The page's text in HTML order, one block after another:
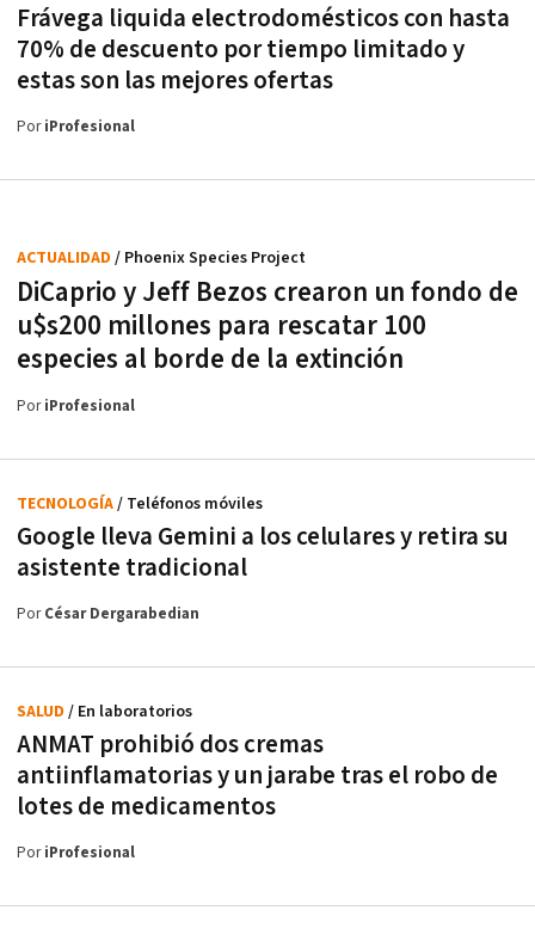
Frávega liquida electrodomésticos con hasta
70% de descuento por tiempo limitado y
estas son las mejores ofertas
PoriProfesional
DiCaprio y Jeff Bezos crearon un fondo de
u$s200 millones para rescatar 100
especies al borde de la extinción
ACTUALIDAD / Phoenix Species Project
PoriProfesional
Google lleva Gemini a los celulares y retira su
asistente tradicional
TECNOLOGÍA/ Teléfonos móviles
PorCésar Dergarabedian
ANMAT prohibió dos cremas
antiinflamatorias y un jarabe tras el robo de
lotes de medicamentos
SALUD / En laboratorios
PoriProfesional